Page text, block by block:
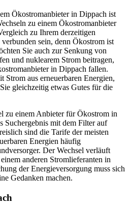
Ökostromanbieter in Dippach ist
zu einem Ökostromanbieter
zu Ihrem derzeitigen
sein, denn Ökostrom ist
Sie auch zur Senkung von
und nuklearem Strom beitragen,
in Dippach fallen.
Strom aus erneuerbaren Energien,
gleichzeitig etwas Gutes für die
zu einem Anbieter für Ökostrom in
Suchergebnis mit dem Filter auf
sind die Tarife der meisten
Energien häufig
Der Wechsel verläuft
anderen Stromlieferanten in
der Energieversorgung muss sich
Gedanken machen.